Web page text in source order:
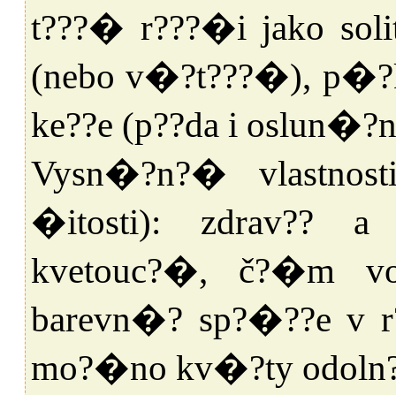
t???� r???�i jako
(nebo v�?t???�),
ke??e (p??da i
Vysn�?n?�
�itosti): zdrav?? a
kvetouc?�, č?�m
barevn�? sp?�??e v
mo?�no kv�?ty